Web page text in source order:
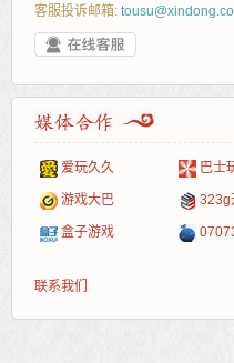
客服投诉邮箱:
爱玩久久 巴士
游戏大巴 323g
盒子游戏
联系我们